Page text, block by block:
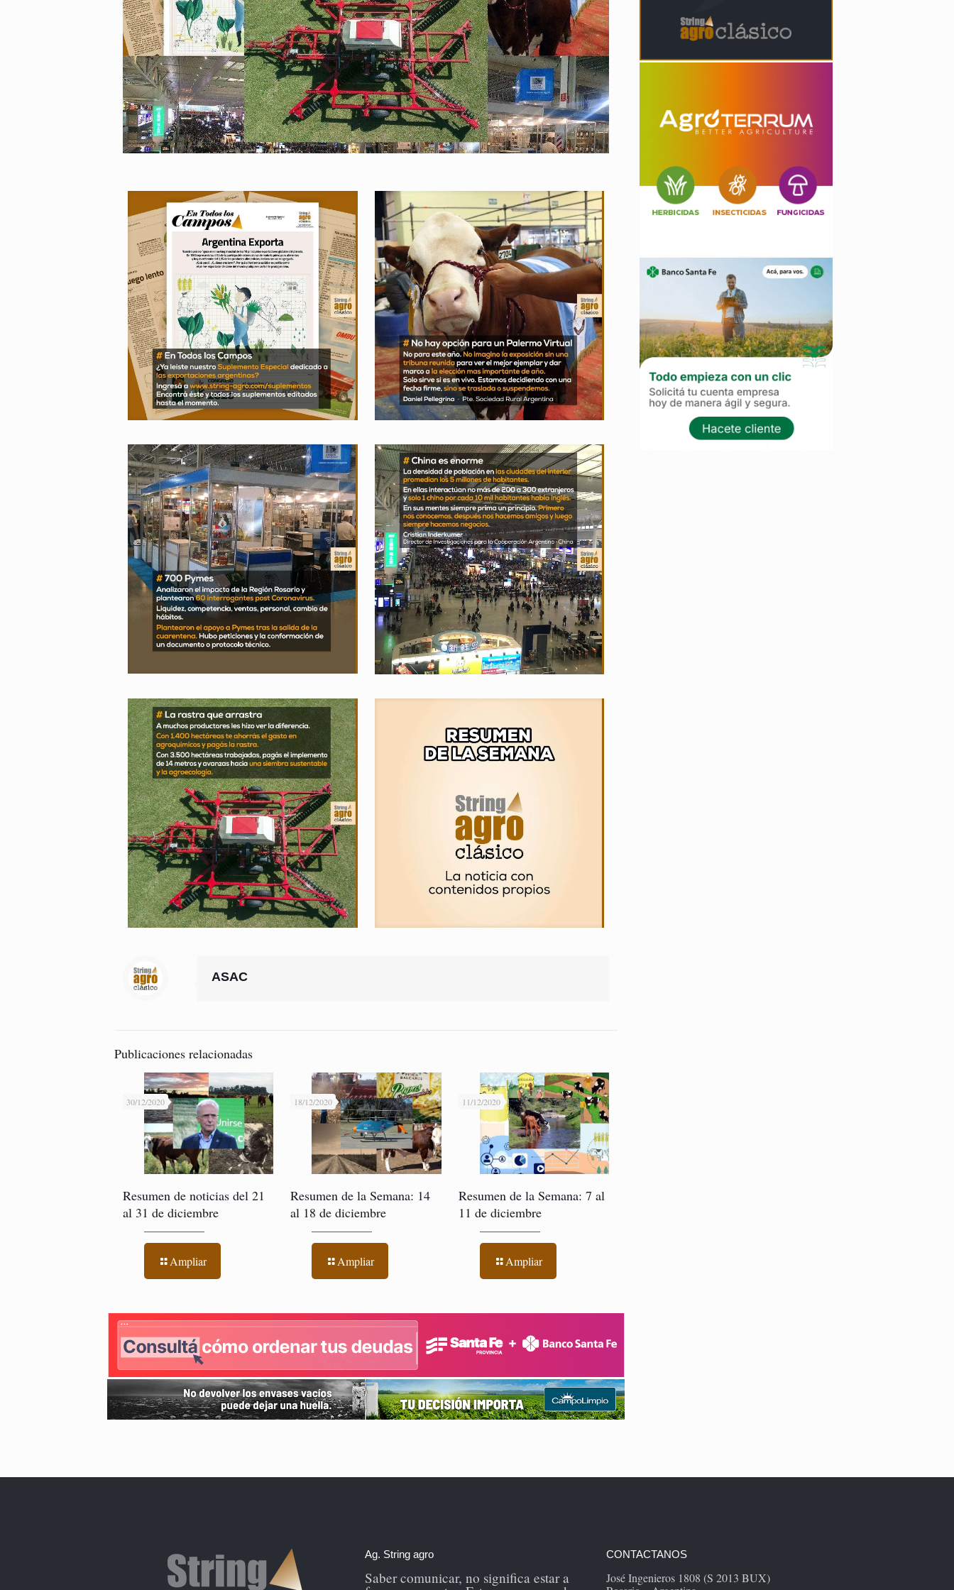
ASAC
Publicaciones relacionadas
30/12/2020
Resumen de noticias del 21
al 31 de diciembre
Ampliar
18/12/2020
Resumen de la Semana: 14
al 18 de diciembre
Ampliar
11/12/2020
Resumen de la Semana: 7 al
11 de diciembre
Ampliar
Ag. String agro
Saber comunicar, no significa estar a
CONTACTANOS
José Ingenieros 1808 (S 2013 BUX)